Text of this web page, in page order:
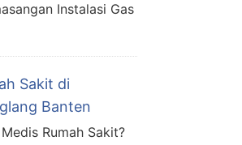
Instalasi Gas
Sakit di
Banten
Rumah Sakit?